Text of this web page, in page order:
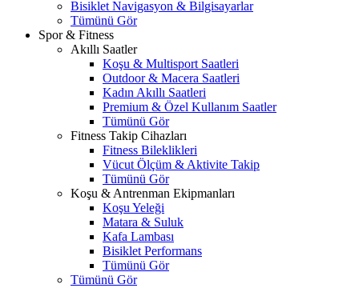
Bisiklet Navigasyon & Bilgisayarlar
Tümünü Gör
Spor & Fitness
Akıllı Saatler
Koşu & Multisport Saatleri
Outdoor & Macera Saatleri
Kadın Akıllı Saatleri
Premium & Özel Kullanım Saatler
Tümünü Gör
Fitness Takip Cihazları
Fitness Bileklikleri
Vücut Ölçüm & Aktivite Takip
Tümünü Gör
Koşu & Antrenman Ekipmanları
Koşu Yeleği
Matara & Suluk
Kafa Lambası
Bisiklet Performans
Tümünü Gör
Tümünü Gör